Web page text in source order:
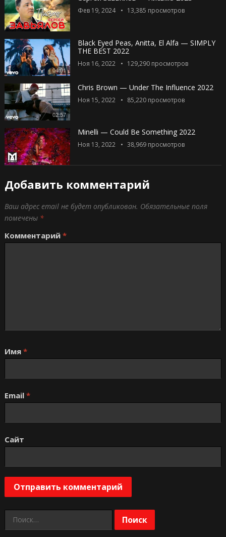
Фев 19, 2024 13,385 просмотров
04:01
Black Eyed Peas, Anitta, El Alfa — SIMPLY
THE BEST 2022
Ноя 16, 2022 129,290просмотров
02:57
Chris Brown — Under The Influence 2022
Ноя 15, 2022 85,220просмотров
Minelli — Could Be Something 2022
Ноя 13, 2022 38,969просмотров
Добавить комментарий
Ваш адрес email не будет опубликован. Обязательные поля
помечены *
Комментарий *
Имя *
Email *
Сайт
Найти: